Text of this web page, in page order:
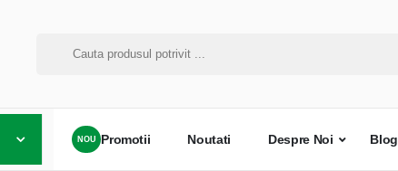
Promotii Noutati Despre Noi Blog